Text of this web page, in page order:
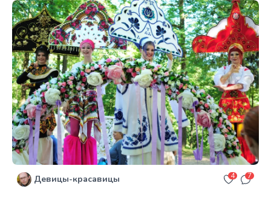
Девицы-красавицы 4 7